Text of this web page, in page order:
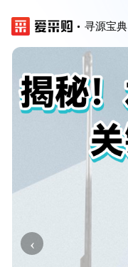
寻源宝典
‹